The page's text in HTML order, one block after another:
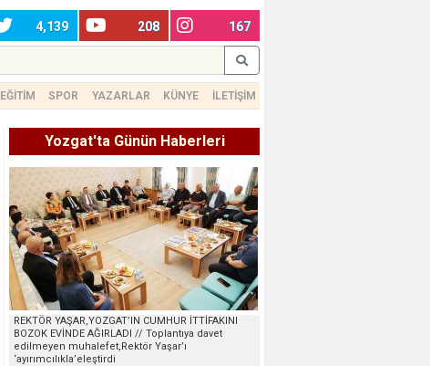
4,139 208 167
EĞİTİM SPOR YAZARLAR KÜNYE İLETİŞİM
Yozgat'ta Günün Haberleri
REKTÖR YAŞAR,YOZGAT’IN CUMHUR İTTİFAKINI
BOZOK EVİNDE AĞIRLADI // Toplantıya davet
edilmeyen muhalefet,Rektör Yaşar’ı
‘ayırımcılıkla’eleştirdi